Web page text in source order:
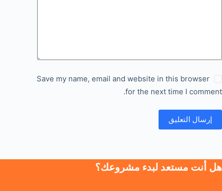
Save my name, email and website in this browser
for the next time I comment.
إرسال التعليق
هل أنت مستعد لبدء مشروعك؟